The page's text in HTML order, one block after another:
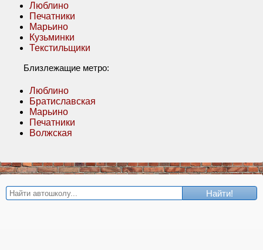
Люблино
Печатники
Марьино
Кузьминки
Текстильщики
Близлежащие метро:
Люблино
Братиславская
Марьино
Печатники
Волжская
Найти!